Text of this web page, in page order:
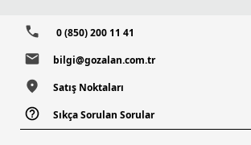
0 (850) 200 11 41
bilgi@gozalan.com.tr
Satış Noktaları
Sıkça Sorulan Sorular